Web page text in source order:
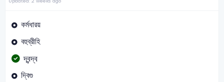
কর্মধারয়
বহুব্রীহি
দ্বন্দ্ব
দ্বিগু